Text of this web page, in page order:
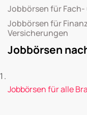
Jobbörsen für
Jobbörsen für
Versicherungen
Jobbörsen
Jobbörsen für alle